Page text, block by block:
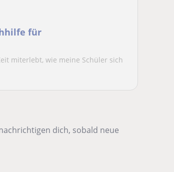
für
miterlebt, wie meine Schüler sich
dich, sobald neue